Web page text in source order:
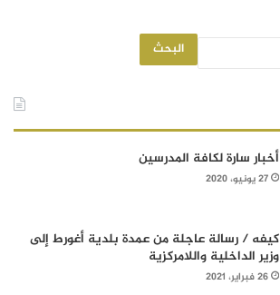
البحث
أخبار سارة لكافة المدرسين
27 يونيو، 2020
كيفه / رسالة عاجلة من عمدة بلدية أغورط إلى
وزير الداخلية واللامركزية
26 فبراير، 2021